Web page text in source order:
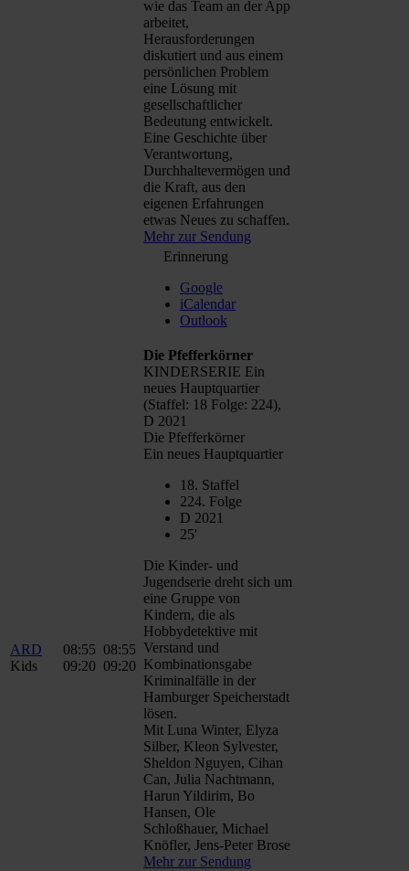
wie das Team an der App
arbeitet,
Herausforderungen
diskutiert und aus einem
persönlichen Problem
eine Lösung mit
gesellschaftlicher
Bedeutung entwickelt.
Eine Geschichte über
Verantwortung,
Durchhaltevermögen und
die Kraft, aus den
eigenen Erfahrungen
etwas Neues zu schaffen.
Mehr zur Sendung
Erinnerung
Google
iCalendar
Outlook
ARD
Kids
08:55
09:20
08:55
09:20
Die Pfefferkörner
KINDERSERIE Ein
neues Hauptquartier
(Staffel: 18 Folge: 224),
D 2021
Die Pfefferkörner
Ein neues Hauptquartier
18. Staffel
224. Folge
D 2021
25'
Die Kinder- und
Jugendserie dreht sich um
eine Gruppe von
Kindern, die als
Hobbydetektive mit
Verstand und
Kombinationsgabe
Kriminalfälle in der
Hamburger Speicherstadt
lösen.
Mit Luna Winter, Elyza
Silber, Kleon Sylvester,
Sheldon Nguyen, Cihan
Can, Julia Nachtmann,
Harun Yildirim, Bo
Hansen, Ole
Schloßhauer, Michael
Knöfler, Jens-Peter Brose
Mehr zur Sendung